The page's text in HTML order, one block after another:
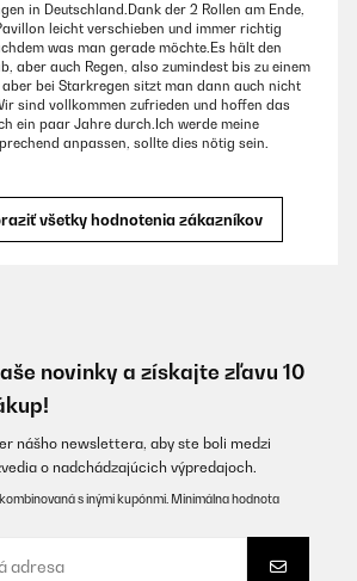
in Deutschland.Dank der 2 Rollen am Ende,
leicht verschieben und immer richtig
was man gerade möchte.Es hält den
aber auch Regen, also zumindest bis zu einem
aber bei Starkregen sitzt man dann auch nicht
sind vollkommen zufrieden und hoffen das
ein paar Jahre durch.Ich werde meine
anpassen, sollte dies nötig sein.
Kartons beeindruckt bin. Die Kanten
geschützt. In dem Aussenkarton ist
Dieser wird an den kurzen Seiten noch mal
jeweils eine Spanplatte stabilisiert und der Inhalt
Teil ist durch eine Folie/Plastiktüte geschützt.
auf den Einzelteilen helfen bei der späteren
besteht aus Bildern und zeigt ausführlich
gebaut wird. Sogar das notwendige
Ich habe die Pergola mit meinem acht
aufgebaut. Der Aufbau ist also im
da drunter an einen Tisch zu bringen.
všetky hodnotenia zákazníkov
novinky a získajte zľavu 10
nášho newslettera, aby ste boli medzi
o nadchádzajúcich výpredajoch.
s inými kupónmi. Minimálna hodnota